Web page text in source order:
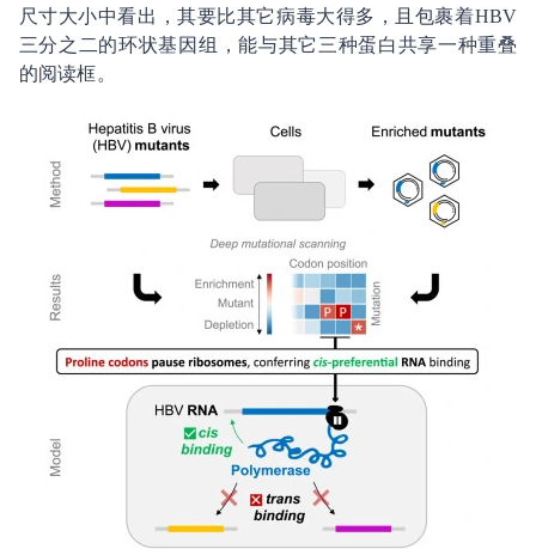
尺寸大小中看出，其要比其它病毒大得多，且包裹着HBV
三分之二的环状基因组，能与其它三种蛋白共享一种重叠
的阅读框。